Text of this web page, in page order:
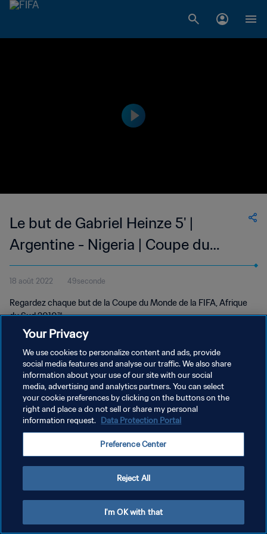
Le but de Gabriel Heinze 5' |
Argentine - Nigeria | Coupe du
Monde de la FIFA, Afrique du Sud
2010™
18 août 2022 49seconde
Regardez chaque but de la Coupe du Monde de la FIFA, Afrique
du Sud 2010™.
POLITIQUE DE CONFIDENTIALITÉ
CONDITIONS D'UTILISATION
GÉRER VOS PRÉFÉRENCES SUR LES COOKIES
Your Privacy
We use cookies to personalize content and ads, provide
social media features and analyse our traffic. We also share
information about your use of our site with our social
media, advertising and analytics partners. You can select
your cookie preferences by clicking on the buttons on the
right and place a do not sell or share my personal
information request. Data Protection Portal
Preference Center
Reject All
I'm OK with that